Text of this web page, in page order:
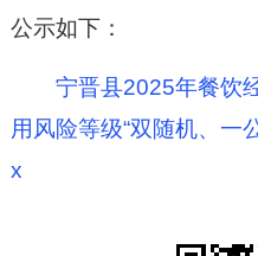
公示如下：
宁晋县2025年餐饮
用风险等级“双随机、一
x